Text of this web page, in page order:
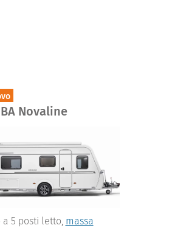
Novaline
a 5 posti letto, massa